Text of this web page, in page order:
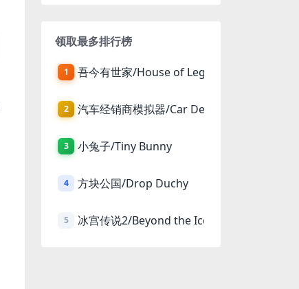
领取最多排行榜
1 吾今有世家/House of Legacy
2 汽车经销商模拟器/Car Dealer Simulator
3 小兔子/Tiny Bunny
4 方块公国/Drop Duchy
5 冰宫传说2/Beyond the Ice Palace 2